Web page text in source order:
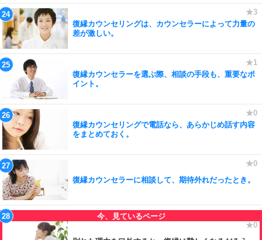
復縁カウンセリングは、カウンセラーによって力量の
差が激しい。
復縁カウンセラーを選ぶ際、相談の手段も、重要なポ
イント。
復縁カウンセリングで電話なら、あらかじめ話す内容
をまとめておく。
復縁カウンセラーに相談して、期待外れだったとき。